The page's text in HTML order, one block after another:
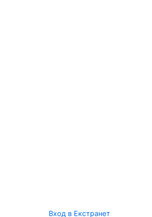
Вход в Екстранет